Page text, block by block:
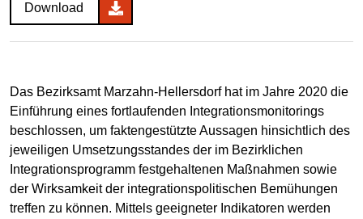
Download
Das Bezirksamt Marzahn-Hellersdorf hat im Jahre 2020 die
Einführung eines fortlaufenden Integrationsmonitorings
beschlossen, um faktengestützte Aussagen hinsichtlich des
jeweiligen Umsetzungsstandes der im Bezirklichen
Integrationsprogramm festgehaltenen Maßnahmen sowie
der Wirksamkeit der integrationspolitischen Bemühungen
treffen zu können. Mittels geeigneter Indikatoren werden